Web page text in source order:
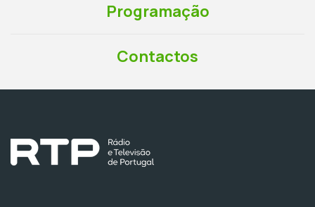
Programação
Contactos